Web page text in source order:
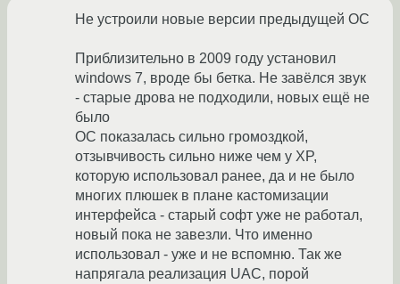
Не устроили новые версии предыдущей ОС
Приблизительно в 2009 году установил
windows 7, вроде бы бетка. Не завёлся звук
- старые дрова не подходили, новых ещё не
было
ОС показалась сильно громоздкой,
отзывчивость сильно ниже чем у XP,
которую использовал ранее, да и не было
многих плюшек в плане кастомизации
интерфейса - старый софт уже не работал,
новый пока не завезли. Что именно
использовал - уже и не вспомню. Так же
напрягала реализация UAC, порой